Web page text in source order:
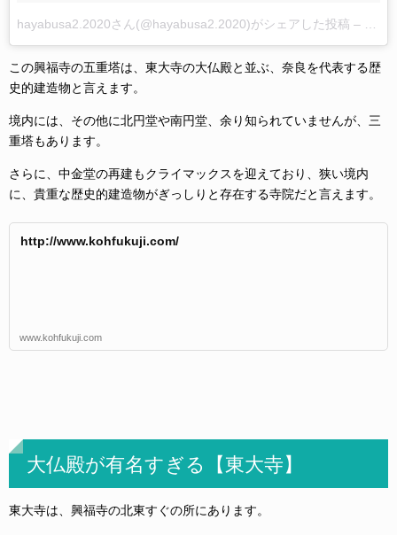
hayabusa2.2020さん(@hayabusa2.2020)がシェアした投稿 – 2018
この興福寺の五重塔は、東大寺の大仏殿と並ぶ、奈良を代表する歴
史的建造物と言えます。
境内には、その他に北円堂や南円堂、余り知られていませんが、三
重塔もあります。
さらに、中金堂の再建もクライマックスを迎えており、狭い境内
に、貴重な歴史的建造物がぎっしりと存在する寺院だと言えます。
http://www.kohfukuji.com/
www.kohfukuji.com
大仏殿が有名すぎる【東大寺】
東大寺は、興福寺の北東すぐの所にあります。